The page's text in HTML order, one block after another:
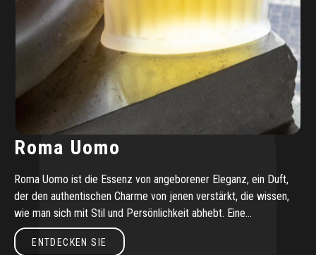
Roma Uomo
Roma Uomo ist die Essenz von angeborener Eleganz, ein Duft,
der den authentischen Charme von jenen verstärkt, die wissen,
wie man sich mit Stil und Persönlichkeit abhebt. Eine
olfaktorische Reise zwischen mediterraner Frische und holziger
Tiefe, inspiriert von der zeitlosen Schönheit Roms. Eine
Entdecken Sie
ENTDECKEN SIE